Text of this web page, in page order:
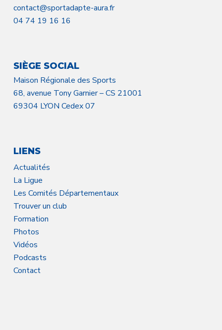
contact@sportadapte-aura.fr
04 74 19 16 16
SIÈGE SOCIAL
Maison Régionale des Sports
68, avenue Tony Garnier – CS 21001
69304 LYON Cedex 07
LIENS
Actualités
La Ligue
Les Comités Départementaux
Trouver un club
Formation
Photos
Vidéos
Podcasts
Contact